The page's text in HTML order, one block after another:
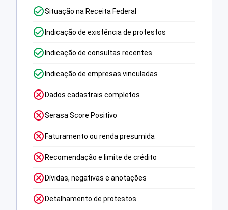
Situação na Receita Federal
Indicação de existência de protestos
Indicação de consultas recentes
Indicação de empresas vinculadas
Dados cadastrais completos
Serasa Score Positivo
Faturamento ou renda presumida
Recomendação e limite de crédito
Dívidas, negativas e anotações
Detalhamento de protestos